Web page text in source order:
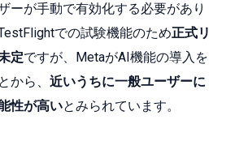
ーが手動で有効化する必要があり
での試験機能のため正式リ
定ですが、MetaがAI機能の導入を
から、 近いうちに一般ユーザーに
性が高いとみられています。